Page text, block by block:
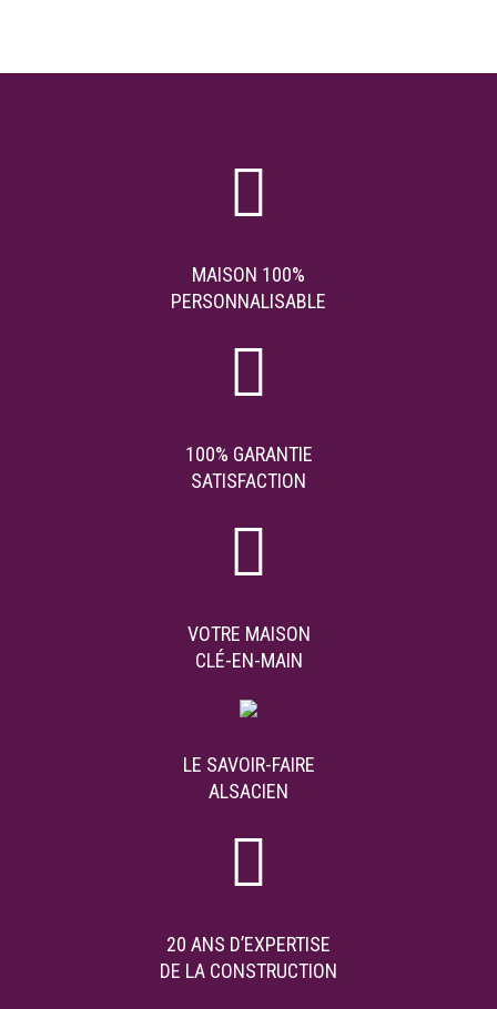
MAISON 100%
PERSONNALISABLE
100% GARANTIE
SATISFACTION
VOTRE MAISON
CLÉ-EN-MAIN
LE SAVOIR-FAIRE
ALSACIEN
20 ANS D’EXPERTISE
DE LA CONSTRUCTION